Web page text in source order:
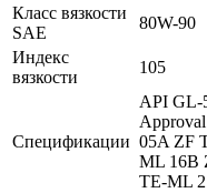
Класс вязкости
SAE
80W-90
Индекс
вязкости
105
Спецификации
API GL-
05A ZF
ML 16B
TE-ML